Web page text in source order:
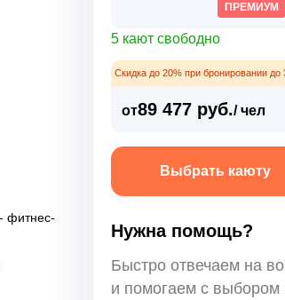
фитнес-
ПРЕМИУМ
5 кают свободно
Скидка до 20% при бронировании до
от89 477 руб./ чел
Выбрать каюту
Нужна помощь?
Быстро отвечаем на
и помогаем с выбором